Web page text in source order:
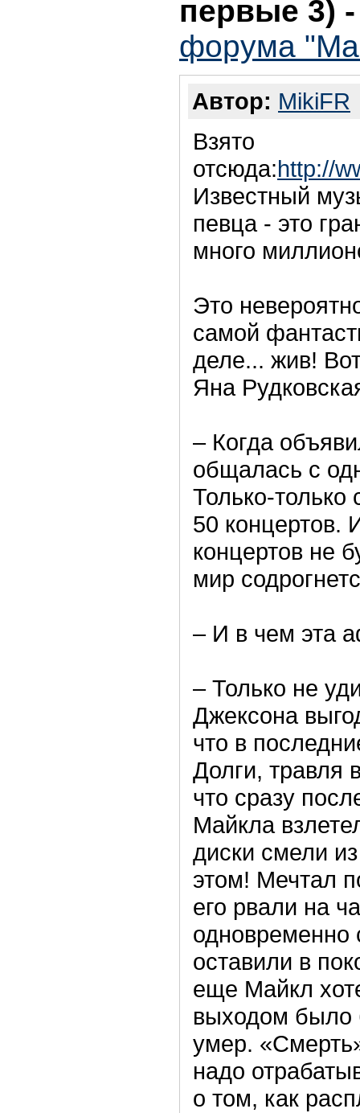
первые 3)
форума
Автор: MikiFR
Взято
отсюда:http://
Известный
певца - это
много
Это
самой
деле... жив!
Яна
– Когда
общалась с
Только-только
50 концертов.
концертов не
мир
– И в чем эта
– Только не
Джексона
что в
Долги, травля
что сразу
Майкла
диски смели
этом! Мечтал
его рвали на
одновременно
оставили в
еще Майкл
выходом было
умер.
надо
о том, как